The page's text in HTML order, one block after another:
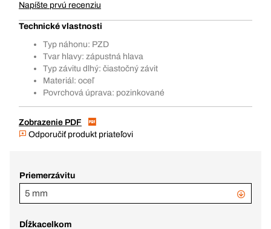
Napíšte prvú recenziu
Technické vlastnosti
Typ náhonu: PZD
Tvar hlavy: zápustná hlava
Typ závitu dlhý: čiastočný závit
Materiál: oceľ
Povrchová úprava: pozinkované
Zobrazenie PDF
Odporučiť produkt priateľovi
Priemerzávitu
5 mm
Dĺžkacelkom